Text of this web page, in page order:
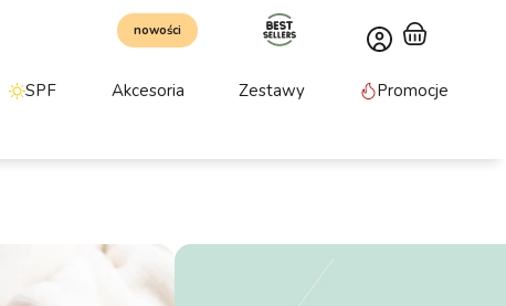
nowości
SPF Akcesoria Zestawy
Promocje